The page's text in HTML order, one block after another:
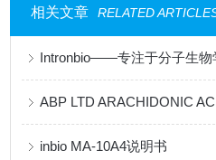
相关文章 RELATED
Intronbio——专注于分子生物
ABP LTD ARACHIDONIC
inbio MA-10A4说明书